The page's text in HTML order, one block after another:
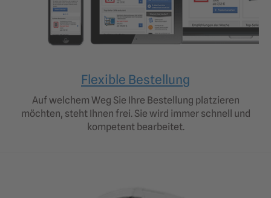
Flexible Bestellung
Auf welchem Weg Sie Ihre Bestellung platzieren
möchten, steht Ihnen frei. Sie wird immer schnell und
kompetent bearbeitet.